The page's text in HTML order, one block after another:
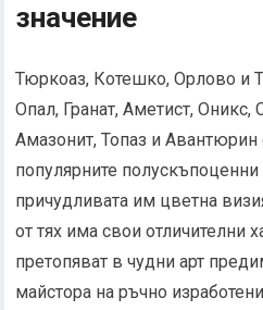
значение
Тюркоаз, Котешко, Орлово и
Опал, Гранат, Аметист,
Амазонит, Топаз и Авантюрин
популярните
причудливата им цветна
от тях има свои отличителни
претопяват в чудни арт
майстора на ръчно